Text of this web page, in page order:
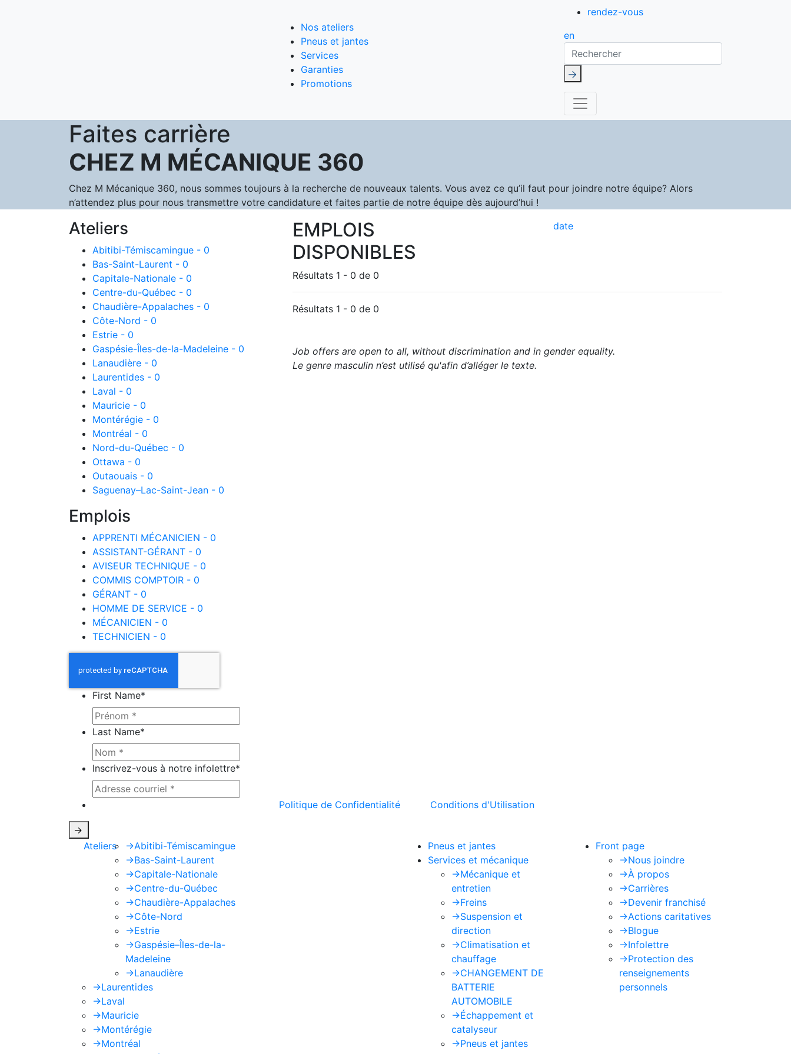
Nos ateliers
Pneus et jantes
Services
Garanties
Promotions
rendez-vous
en
Rechercher
Faites carrière
CHEZ M MÉCANIQUE 360
Chez M Mécanique 360, nous sommes toujours à la recherche de nouveaux talents. Vous avez ce qu’il faut pour joindre notre équipe? Alors
n’attendez plus pour nous transmettre votre candidature et faites partie de notre équipe dès aujourd’hui !
Ateliers
Abitibi-Témiscamingue - 0
Bas-Saint-Laurent - 0
Capitale-Nationale - 0
Centre-du-Québec - 0
Chaudière-Appalaches - 0
Côte-Nord - 0
Estrie - 0
Gaspésie-Îles-de-la-Madeleine - 0
Lanaudière - 0
Laurentides - 0
Laval - 0
Mauricie - 0
Montérégie - 0
Montréal - 0
Nord-du-Québec - 0
Ottawa - 0
Outaouais - 0
Saguenay–Lac-Saint-Jean - 0
Emplois
APPRENTI MÉCANICIEN - 0
ASSISTANT-GÉRANT - 0
AVISEUR TECHNIQUE - 0
COMMIS COMPTOIR - 0
GÉRANT - 0
HOMME DE SERVICE - 0
MÉCANICIEN - 0
TECHNICIEN - 0
EMPLOIS
DISPONIBLES
Résultats 1 - 0 de 0
date
Résultats 1 - 0 de 0
Job offers are open to all, without discrimination and in gender equality.
Le genre masculin n’est utilisé qu'afin d’alléger le texte.
First Name*
Last Name*
Inscrivez-vous à notre infolettre*
Politique de Confidentialité Conditions d'Utilisation
->
Ateliers
->Abitibi-Témiscamingue
->Bas-Saint-Laurent
->Capitale-Nationale
->Centre-du-Québec
->Chaudière-Appalaches
->Côte-Nord
->Estrie
->Gaspésie–Îles-de-la-
Madeleine
->Lanaudière
->Laurentides
->Laval
->Mauricie
->Montérégie
->Montréal
Pneus et jantes
Services et mécanique
->Mécanique et
entretien
->Freins
->Suspension et
direction
->Climatisation et
chauffage
->CHANGEMENT DE
BATTERIE
AUTOMOBILE
->Échappement et
catalyseur
->Pneus et jantes
Front page
->Nous joindre
->À propos
->Carrières
->Devenir franchisé
->Actions caritatives
->Blogue
->Infolettre
->Protection des
renseignements
personnels